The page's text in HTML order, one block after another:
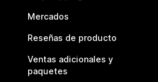
Mercados
Reseñas de producto
Ventas adicionales y
paquetes